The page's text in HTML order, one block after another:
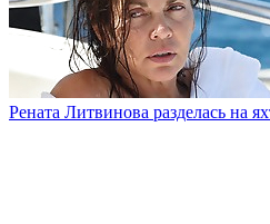
Рената Литвинова разделась на